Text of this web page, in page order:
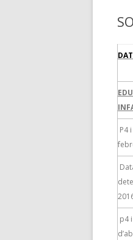
P4
p4